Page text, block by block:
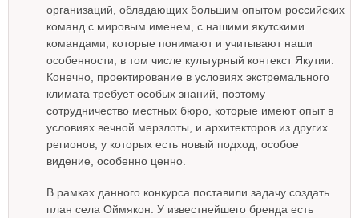
организаций, обладающих большим опытом российских
команд с мировым именем, с нашими якутскими
командами, которые понимают и учитывают наши
особенности, в том числе культурный контекст Якутии.
Конечно, проектирование в условиях экстремального
климата требует особых знаний, поэтому
сотрудничество местных бюро, которые имеют опыт в
условиях вечной мерзлоты, и архитекторов из других
регионов, у которых есть новый подход, особое
видение, особенно ценно.
В рамках данного конкурса поставили задачу создать
план села Оймякон. У известнейшего бренда есть